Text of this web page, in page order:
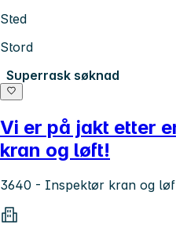
Sted
Stord
Superrask søknad
Vi er på jakt etter
kran og løft!
3640 - Inspektør kran og